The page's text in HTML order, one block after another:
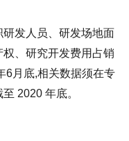
研发人员、研发场地面
、研究开发费用占销
6月底,相关数据须在专
2020 年底。